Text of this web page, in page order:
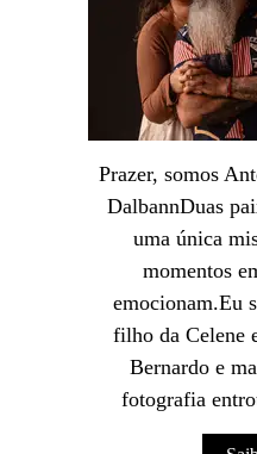
Prazer, somos
DalbannDuas
uma única
momentos
emocionam.Eu
filho da Celene
Bernardo e
fotografia